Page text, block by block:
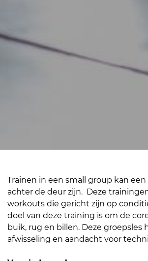
Trainen in een small group kan
achter de deur zijn. Deze
workouts die gericht zijn op
doel van deze training is om de
buik, rug en billen. Deze groepsles
afwisseling en aandacht voor